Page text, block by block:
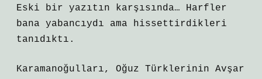
Eski bir yazıtın karşısında… Harfler
bana yabancıydı ama hissettirdikleri
tanıdıktı.
Karamanoğulları, Oğuz Türklerinin Avşar